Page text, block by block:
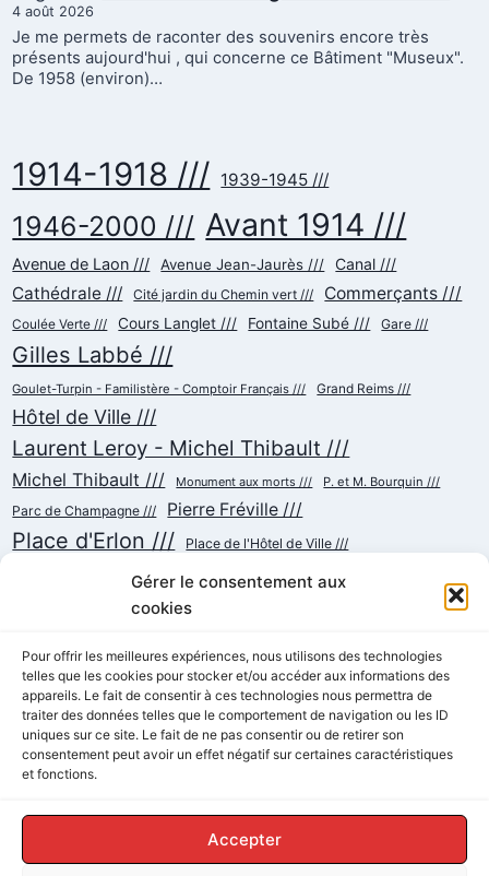
Gérer le consentement aux
cookies
Pour offrir les meilleures expériences, nous utilisons des technologies
telles que les cookies pour stocker et/ou accéder aux informations des
appareils. Le fait de consentir à ces technologies nous permettra de
traiter des données telles que le comportement de navigation ou les ID
uniques sur ce site. Le fait de ne pas consentir ou de retirer son
consentement peut avoir un effet négatif sur certaines caractéristiques
et fonctions.
Accepter
4 août 2026
Je me permets de raconter des souvenirs encore très
présents aujourd'hui , qui concerne ce Bâtiment "Museux".
De 1958 (environ)…
1914-1918 /// 1939-1945 ///
1946-2000 /// Avant 1914 ///
Avenue de Laon /// Avenue Jean-Jaurès /// Canal ///
Cathédrale /// Cité jardin du Chemin vert /// Commerçants ///
Coulée Verte /// Cours Langlet /// Fontaine Subé /// Gare ///
Gilles Labbé ///
Goulet-Turpin - Familistère - Comptoir Français /// Grand Reims ///
Hôtel de Ville ///
Laurent Leroy - Michel Thibault ///
Michel Thibault /// Monument aux morts /// P. et M. Bourquin ///
Parc de Champagne /// Pierre Fréville ///
Place d'Erlon /// Place de l'Hôtel de Ville ///
Place de la République /// Place du Cardinal Luçon ///
Place du Forum/des Marchés ///
Rue Buirette /// Rue Carnot /// Rue Chanzy /// Rue Colbert ///
Rue Cérès /// Rue de l'Etape /// Rue de Mars /// Rue de Talleyrand ///
Rue de Vesle /// Rue Thiers /// Succursalisme /// Tramway ///
École ///